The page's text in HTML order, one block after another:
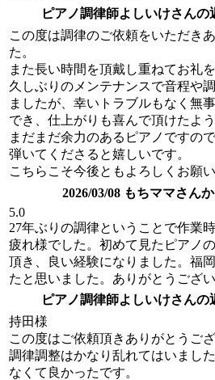
ピアノ調律師よしいけさんの
この度は調律のご依頼をいただき
た。
また長い時間を頂戴し重ねてお礼
久しぶりのメンテナンスで音程や
ましたが、幸いトラブルもなく無
でき、仕上がりも喜んで頂けたよ
まだまだ余力のあるピアノですの
弾いてくださると嬉しいです。
こちらこそ今後ともよろしくお願い
2026/03/08 もちママさん
5.0
27年ぶりの調律ということで作業
疲れ様でした。初めて見たピアノ
頂き、良い経験になりました。福
たと思いました。ありがとうござい
ピアノ調律師よしいけさんの
持田様
この度はご依頼頂きありがとうござ
調律調整はかなり乱れてはいまし
なくて良かったです。